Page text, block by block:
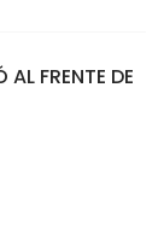
FRENTE DE